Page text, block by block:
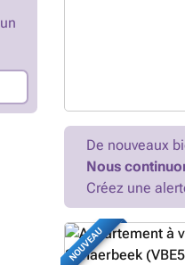
De nouveaux
Nous
Créez une
NOUVEAU